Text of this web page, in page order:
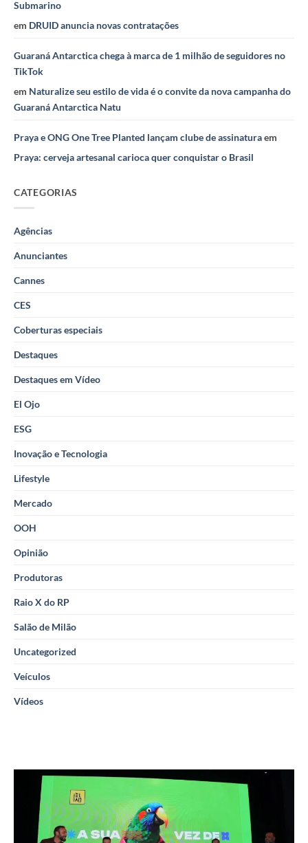
Submarino
em DRUID anuncia novas contratações
Guaraná Antarctica chega à marca de 1 milhão de seguidores no
TikTok
em Naturalize seu estilo de vida é o convite da nova campanha do
Guaraná Antarctica Natu
Praya e ONG One Tree Planted lançam clube de assinaturaem
Praya: cerveja artesanal carioca quer conquistar o Brasil
CATEGORIAS
Agências
Anunciantes
Cannes
CES
Coberturas especiais
Destaques
Destaques em Vídeo
El Ojo
ESG
Inovação e Tecnologia
Lifestyle
Mercado
OOH
Opinião
Produtoras
Raio X do RP
Salão de Milão
Uncategorized
Veículos
Vídeos